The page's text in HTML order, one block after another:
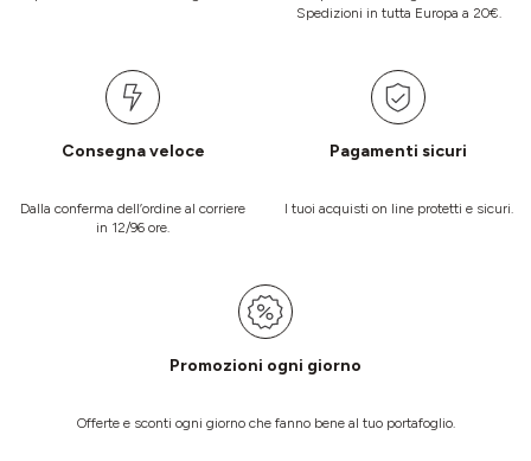
Spedizioni in tutta Europa a 20€.
Consegna veloce
Dalla conferma dell’ordine al corriere
in 12/96 ore.
Pagamenti sicuri
I tuoi acquisti on line protetti e sicuri.
Promozioni ogni giorno
Offerte e sconti ogni giorno che fanno bene al tuo portafoglio.